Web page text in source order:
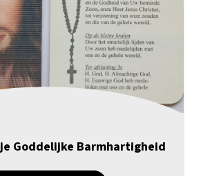
Goddelijke Barmhartigheid